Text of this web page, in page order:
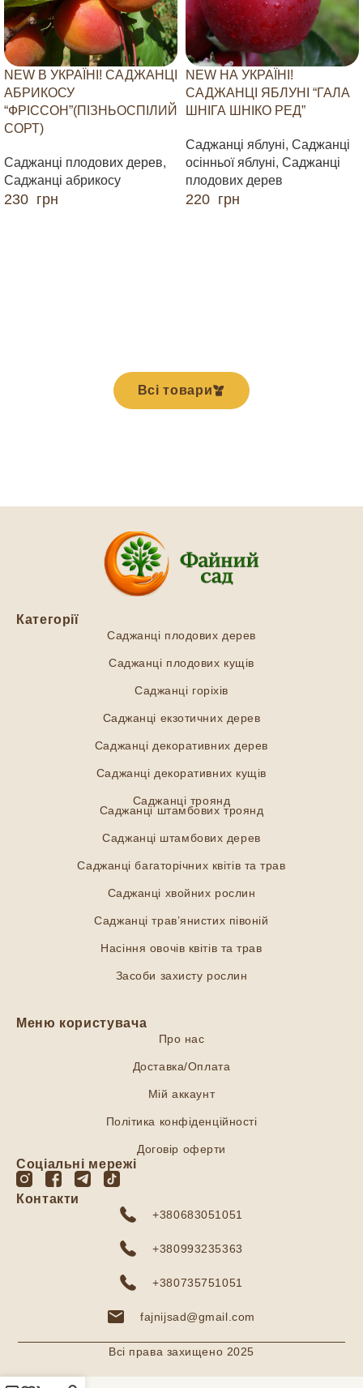
NEW В УКРАЇНІ! САДЖАНЦІ
АБРИКОСУ
“ФРІССОН”(ПІЗНЬОСПІЛИЙ
СОРТ)
Саджанці плодових дерев,
Саджанці абрикосу
230 грн
NEW НА УКРАЇНІ!
САДЖАНЦІ ЯБЛУНІ “ГАЛА
ШНІГА ШНІКО РЕД”
Саджанці яблуні, Саджанці
осінньої яблуні, Саджанці
плодових дерев
220 грн
Всі товари
Категорії
Саджанці плодових дерев
Саджанці плодових кущів
Саджанці горіхів
Саджанці екзотичних дерев
Саджанці декоративних дерев
Саджанці декоративних кущів
Саджанці троянд
Саджанці штамбових троянд
Саджанці штамбових дерев
Саджанці багаторічних квітів та трав
Саджанці хвойних рослин
Саджанці трав’янистих півоній
Насіння овочів квітів та трав
Засоби захисту рослин
Меню користувача
Про нас
Доставка/Оплата
Мій аккаунт
Політика конфіденційності
Договір оферти
Соціальні мережі
Контакти
+380683051051
+380993235363
+380735751051
fajnijsad@gmail.com
Всі права захищено 2025